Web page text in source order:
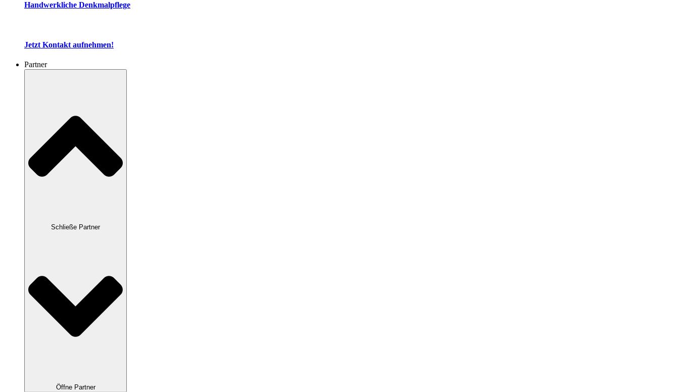
Handwerkliche Denkmalpflege
Jetzt Kontakt aufnehmen!
Partner
Schließe Partner
Öffne Partner